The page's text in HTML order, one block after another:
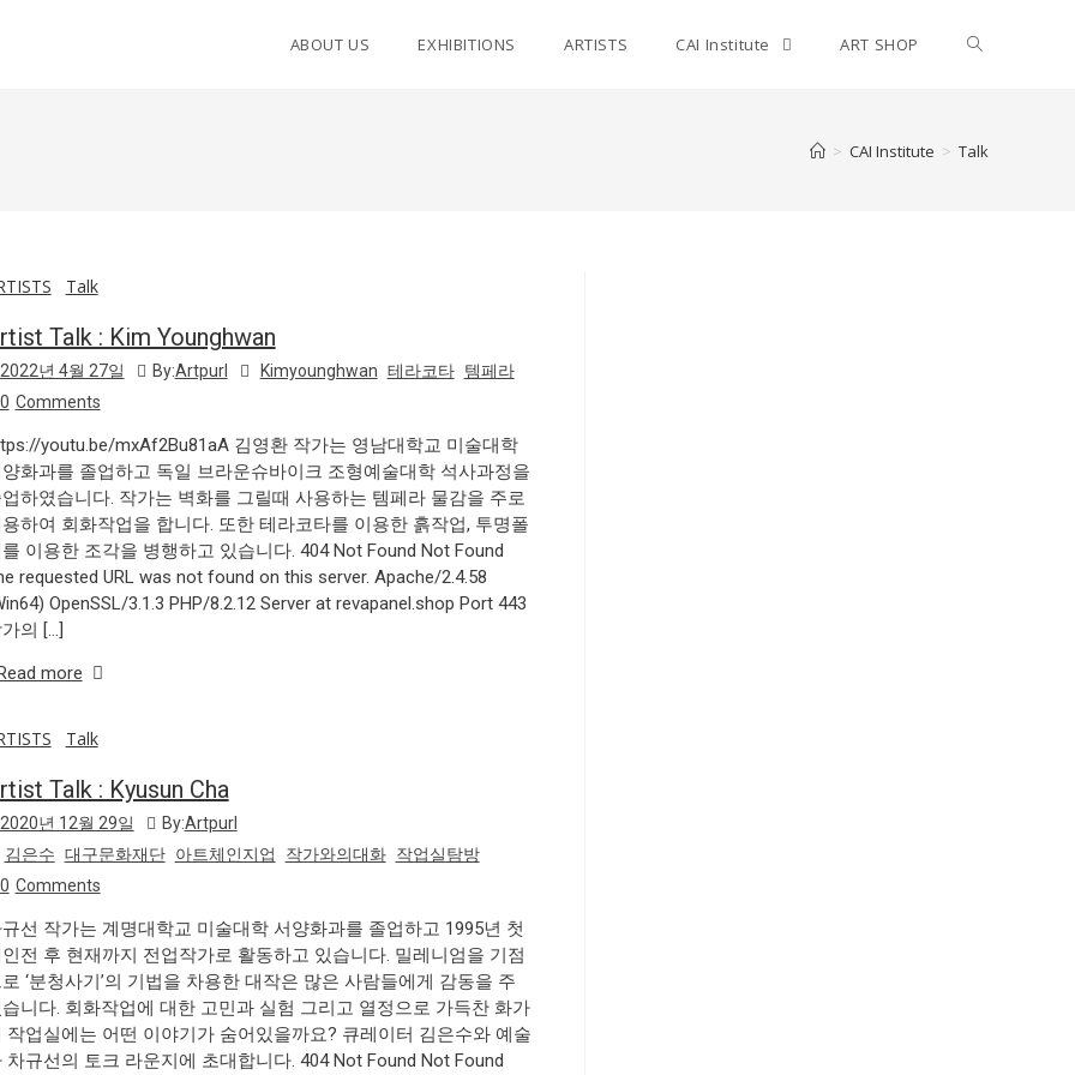
ABOUT US EXHIBITIONS ARTISTS CAI Institute ART SHOP
> CAI Institute > Talk
Talk
Talk : Kim Younghwan
2022년 4월 27일 By:Artpurl Kimyounghwan 테라코타 템페라
0 Comments
youtu.be/mxAf2Bu81aA 김영환 작가는 영남대학교 미술대학
화과를 졸업하고 독일 브라운슈바이크 조형예술대학 석사과정을
하였습니다. 작가는 벽화를 그릴때 사용하는 템페라 물감을 주로
하여 회화작업을 합니다. 또한 테라코타를 이용한 흙작업, 투명폴
이용한 조각을 병행하고 있습니다. 404 Not Found Not Found
requested URL was not found on this server. Apache/2.4.58
OpenSSL/3.1.3 PHP/8.2.12 Server at revapanel.shop Port 443
의 […]
more
Talk
Talk : Kyusun Cha
2020년 12월 29일 By:Artpurl
김은수 대구문화재단 아트체인지업 작가와의대화 작업실탐방
0 Comments
선 작가는 계명대학교 미술대학 서양화과를 졸업하고 1995년 첫
전 후 현재까지 전업작가로 활동하고 있습니다. 밀레니엄을 기점
‘분청사기’의 기법을 차용한 대작은 많은 사람들에게 감동을 주
니다. 회화작업에 대한 고민과 실험 그리고 열정으로 가득찬 화가
작업실에는 어떤 이야기가 숨어있을까요? 큐레이터 김은수와 예술
차규선의 토크 라운지에 초대합니다. 404 Not Found Not Found